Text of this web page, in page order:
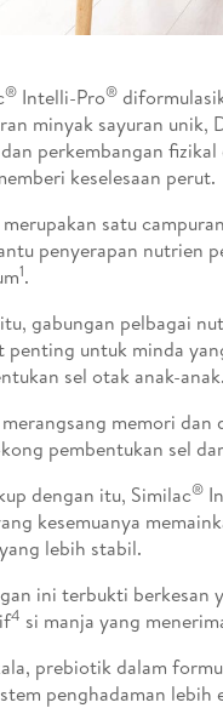
® Intelli-Pro®
minyak sayuran unik,
perkembangan
keselesaan perut.
satu
penyerapan nutrien
1.
gabungan pelbagai
penting untuk minda
sel otak anak-anak.
memori dan
pembentukan sel
dengan itu, Similac®
kesemuanya
lebih stabil.
ini terbukti berkesan
4 si manja yang
prebiotik dalam
penghadaman lebih